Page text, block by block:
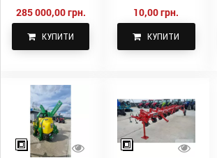
285 000,00 грн.
КУПИТИ
10,00 грн.
КУПИТИ